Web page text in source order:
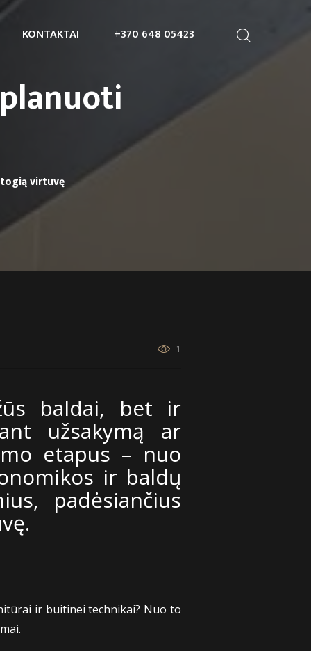
KONTAKTAI +370 648 05423
virtuvę
1
baldai, bet ir
užsakymą ar
etapus – nuo
ir baldų
padėsiančius
ir buitinei technikai? Nuo to